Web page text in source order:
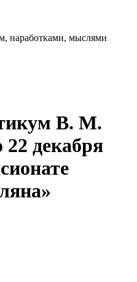
наработками, мыслями
В. М.
декабря